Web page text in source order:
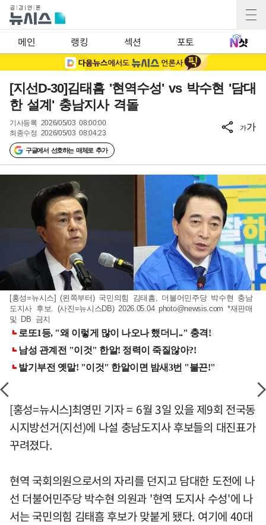
메인 랭킹 섹션 포토
[지선D-30]김태흠 '현역수성' vs 박수현 '담대
한 설계' 충남지사 격돌
기사등록 2026/05/03 08:00:00
최종수정 2026/05/03 08:04:23
구글에서 선호하는 매체로 추가
가가
[홍성=뉴시스] (왼쪽부터) 국민의힘 김태흠, 더불어민주당 박수현 충남
도지사 후보. (사진=뉴시스DB) 2026.05.04 photo@newsis.com *재판매
및 DB 금지
[홍성=뉴시스]최영민 기자 = 6월 3일 있을 제9회 전국동
시지방선거(지선)에 나설 충남도지사 후보들의 대진표가
꾸려졌다.
현역 국회의원으로서의 자리를 던지고 담대한 도전에 나
선 더불어민주당 박수현 의원과 '현역 도지사 수성'에 나
서는 국민의힘 김태흠 후보가 맞붙게 됐다. 여기에 40대